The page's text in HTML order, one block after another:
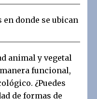
en donde se ubican
animal y vegetal
funcional,
¿Puedes
de formas de